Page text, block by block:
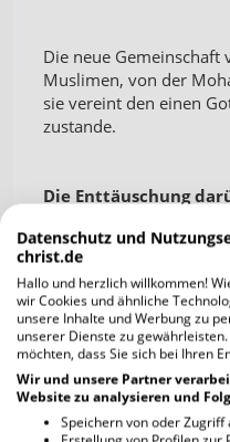
Die neue Gemeinschaft
Muslimen, von der
sie vereint den einen
zustande.
Die Enttäuschung
Die anfängliche
Andersgläubige
Feindschaft. Die
klar, dass der Kampf
hatte. Es gab nur die
Unterwerfung oder
die in Sure 2,256
Datenschutz und
christ.de
Hallo und herzlich willkommen!
wir Cookies und ähnliche
unsere Inhalte und Werbung zu
unserer Dienste zu
möchten, dass Sie sich bei Ihren
Wir und unsere Partner
Website zu analysieren und
Speichern von oder